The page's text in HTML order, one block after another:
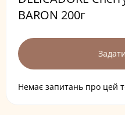
BARON 200г
Немає запитань про цей